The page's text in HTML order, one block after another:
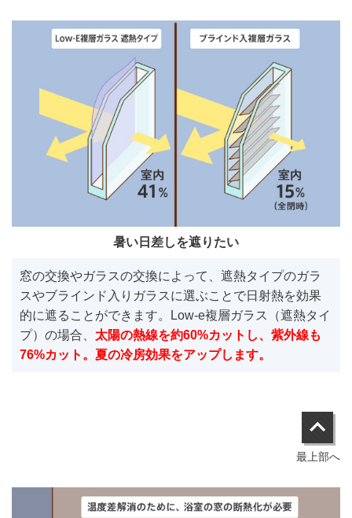
暑い日差しを遮りたい
窓の交換やガラスの交換によって、遮熱タイプのガラ
スやブラインド入りガラスに選ぶことで日射熱を効果
的に遮ることができます。Low-e複層ガラス（遮熱タイ
プ）の場合、 太陽の熱線を約60%カットし、紫外線も
76%カット。夏の冷房効果をアップします。
最上部へ